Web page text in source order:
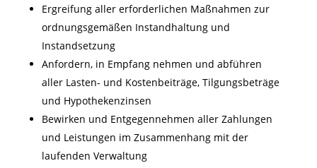
Ergreifung aller erforderlichen Maßnahmen zur
ordnungsgemäßen Instandhaltung und
Instandsetzung
Anfordern, in Empfang nehmen und abführen
aller Lasten- und Kostenbeiträge, Tilgungsbeträge
und Hypothekenzinsen
Bewirken und Entgegennehmen aller Zahlungen
und Leistungen im Zusammenhang mit der
laufenden Verwaltung